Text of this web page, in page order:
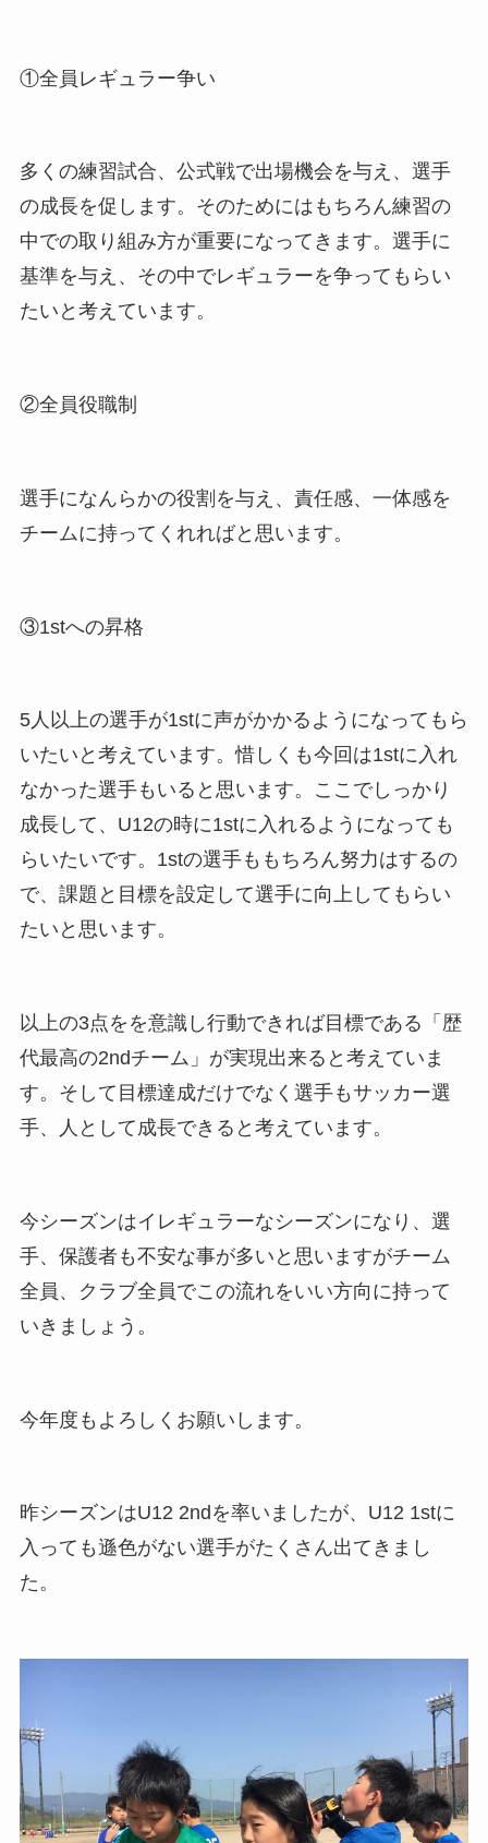
①全員レギュラー争い
多くの練習試合、公式戦で出場機会を与え、選手
の成長を促します。そのためにはもちろん練習の
中での取り組み方が重要になってきます。選手に
基準を与え、その中でレギュラーを争ってもらい
たいと考えています。
②全員役職制
選手になんらかの役割を与え、責任感、一体感を
チームに持ってくれればと思います。
③1stへの昇格
5人以上の選手が1stに声がかかるようになってもら
いたいと考えています。惜しくも今回は1stに入れ
なかった選手もいると思います。ここでしっかり
成長して、U12の時に1stに入れるようになっても
らいたいです。1stの選手ももちろん努力はするの
で、課題と目標を設定して選手に向上してもらい
たいと思います。
以上の3点をを意識し行動できれば目標である「歴
代最高の2ndチーム」が実現出来ると考えていま
す。そして目標達成だけでなく選手もサッカー選
手、人として成長できると考えています。
今シーズンはイレギュラーなシーズンになり、選
手、保護者も不安な事が多いと思いますがチーム
全員、クラブ全員でこの流れをいい方向に持って
いきましょう。
今年度もよろしくお願いします。
昨シーズンはU12 2ndを率いましたが、U12 1stに
入っても遜色がない選手がたくさん出てきまし
た。